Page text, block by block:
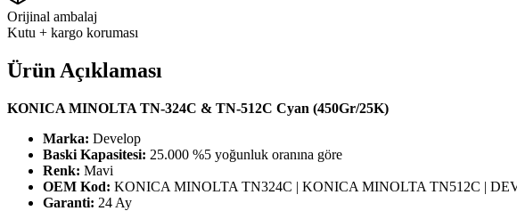
Orijinal ambalaj
Kutu + kargo koruması
Ürün Açıklaması
KONICA MINOLTA TN-324C & TN-512C Cyan (450Gr/25K)
Marka: Develop
Baski Kapasitesi: 25.000 %5 yoğunluk oranına göre
Renk: Mavi
OEM Kod: KONICA MINOLTA TN324C | KONICA MINOLTA TN512C |
Garanti: 24 Ay